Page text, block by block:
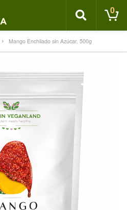
0
Mango Enchilado sin Azúcar, 500g